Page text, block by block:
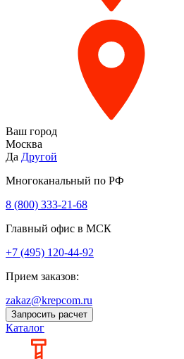
Ваш город
Москва
Да Другой
Многоканальный по РФ
8 (800) 333‑21-68
Главный офис в МСК
+7 (495) 120-44-92
Прием заказов:
zakaz@krepcom.ru
Запросить расчет
Каталог